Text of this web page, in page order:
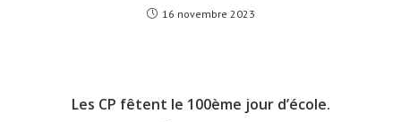
16 novembre 2023
Les CP fêtent le 100ème jour d’école.